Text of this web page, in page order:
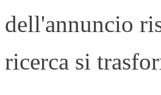
dell'annuncio
ricerca si